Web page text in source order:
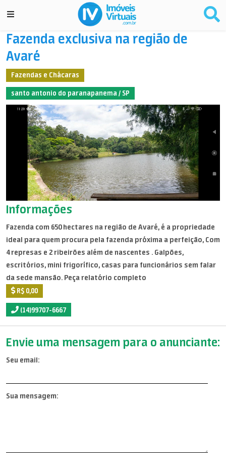
Fazenda exclusiva na região de
Avaré
Fazendas e Chácaras
santo antonio do paranapanema / SP
Informações
Fazenda com 650 hectares na região de Avaré, é a propriedade
ideal para quem procura pela fazenda próxima a perfeição, Com
4 represas e 2 ribeirões além de nascentes . Galpões,
escritórios, mini frigorífico, casas para funcionários sem falar
da sede mansão. Peça relatório completo
R$ 0,00
(14)99707-6667
Envie uma mensagem para o anunciante:
Seu email:
Sua mensagem: